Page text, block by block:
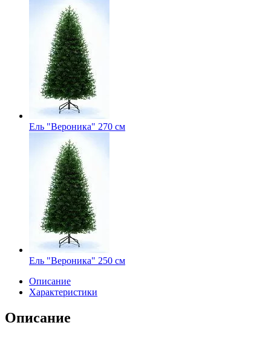
Ель "Вероника" 270 см
Ель "Вероника" 250 см
Описание
Характеристики
Описание